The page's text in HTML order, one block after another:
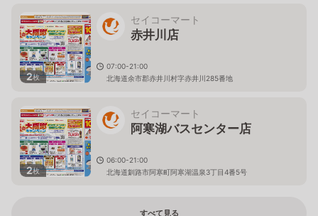
2枚
セイコーマート
赤井川店
07:00-21:00
北海道余市郡赤井川村字赤井川285番地
2枚
セイコーマート
阿寒湖バスセンター店
06:00-21:00
北海道釧路市阿寒町阿寒湖温泉3丁目4番5号
すべて見る